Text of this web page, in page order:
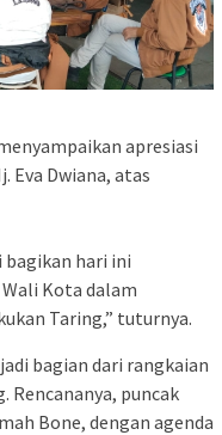
apresiasi
Eva Dwiana, atas
bagikan hari ini
Kota dalam
Taring,” tuturnya.
bagian dari rangkaian
Rencananya, puncak
Bone, dengan agenda